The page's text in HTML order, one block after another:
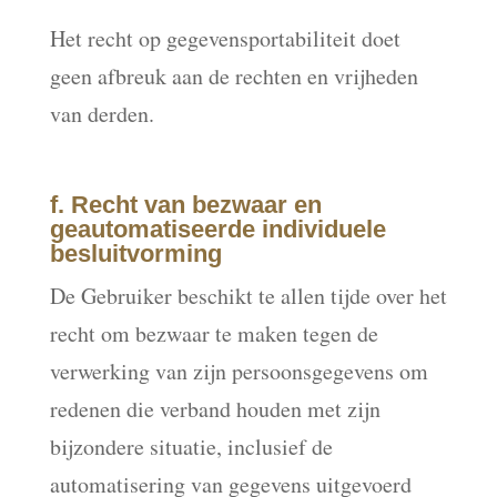
Het recht op gegevensportabiliteit doet
geen afbreuk aan de rechten en vrijheden
van derden.
f. Recht van bezwaar en
geautomatiseerde individuele
besluitvorming
De Gebruiker beschikt te allen tijde over het
recht om bezwaar te maken tegen de
verwerking van zijn persoonsgegevens om
redenen die verband houden met zijn
bijzondere situatie, inclusief de
automatisering van gegevens uitgevoerd